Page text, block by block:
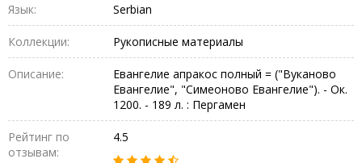
Язык: Serbian
Коллекции: Рукописные материалы
Описание:
Евангелие апракос полный = ("Вуканово
Евангелие", "Симеоново Евангелие"). - Ок.
1200. - 189 л. : Пергамен
Рейтинг по
отзывам:
4.5